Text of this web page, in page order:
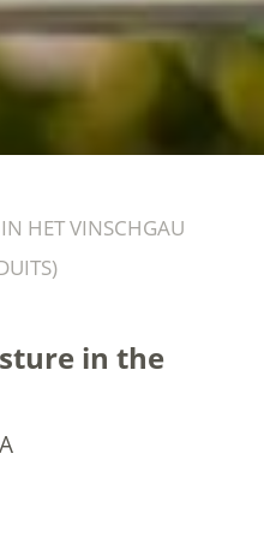
HET VINSCHGAU
in the